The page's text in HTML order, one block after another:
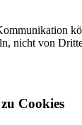
nicht von
Cookies